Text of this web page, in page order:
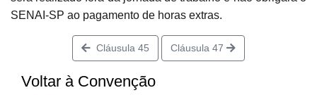
SENAI-SP ao pagamento de horas extras.
Cláusula 45 Cláusula 47
Voltar à Convenção